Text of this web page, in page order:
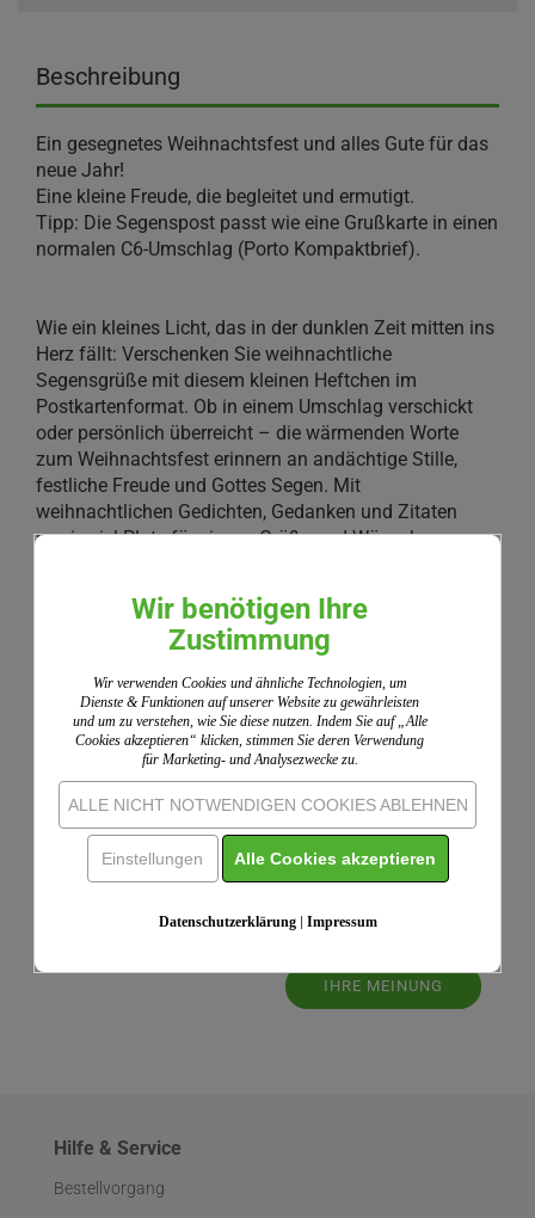
Beschreibung
Ein gesegnetes Weihnachtsfest und alles Gute für das
neue Jahr!
Eine kleine Freude, die begleitet und ermutigt.
Tipp: Die Segenspost passt wie eine Grußkarte in einen
normalen C6-Umschlag (Porto Kompaktbrief).
Wie ein kleines Licht, das in der dunklen Zeit mitten ins
Herz fällt: Verschenken Sie weihnachtliche
Segensgrüße mit diesem kleinen Heftchen im
Postkartenformat. Ob in einem Umschlag verschickt
oder persönlich überreicht – die wärmenden Worte
zum Weihnachtsfest erinnern an andächtige Stille,
festliche Freude und Gottes Segen. Mit
weihnachtlichen Gedichten, Gedanken und Zitaten
sowie viel Platz für eigene Grüße und Wünsche.
Weitere Informationen
Kundenrezensionen
Leider sind noch keine Bewertungen vorhanden. Seien
Sie der Erste, der das Produkt bewertet.
Wir nutzen ShopVote als unabhängigen Dienstleister
für die Einholung von Bewertungen. ShopVote hat
Maßnahmen getroffen, um sicherzustellen, dass es
sich um echte Bewertungen handelt.Mehr
IHRE MEINUNG
Hilfe & Service
Bestellvorgang
Wir benötigen Ihre
Zustimmung
Wir verwenden Cookies und ähnliche Technologien, um
Dienste & Funktionen auf unserer Website zu gewährleisten
und um zu verstehen, wie Sie diese nutzen. Indem Sie auf „Alle
Cookies akzeptieren“ klicken, stimmen Sie deren Verwendung
für Marketing- und Analysezwecke zu.
ALLE NICHT NOTWENDIGEN COOKIES ABLEHNEN
Einstellungen Alle Cookies akzeptieren
Datenschutzerklärung| Impressum